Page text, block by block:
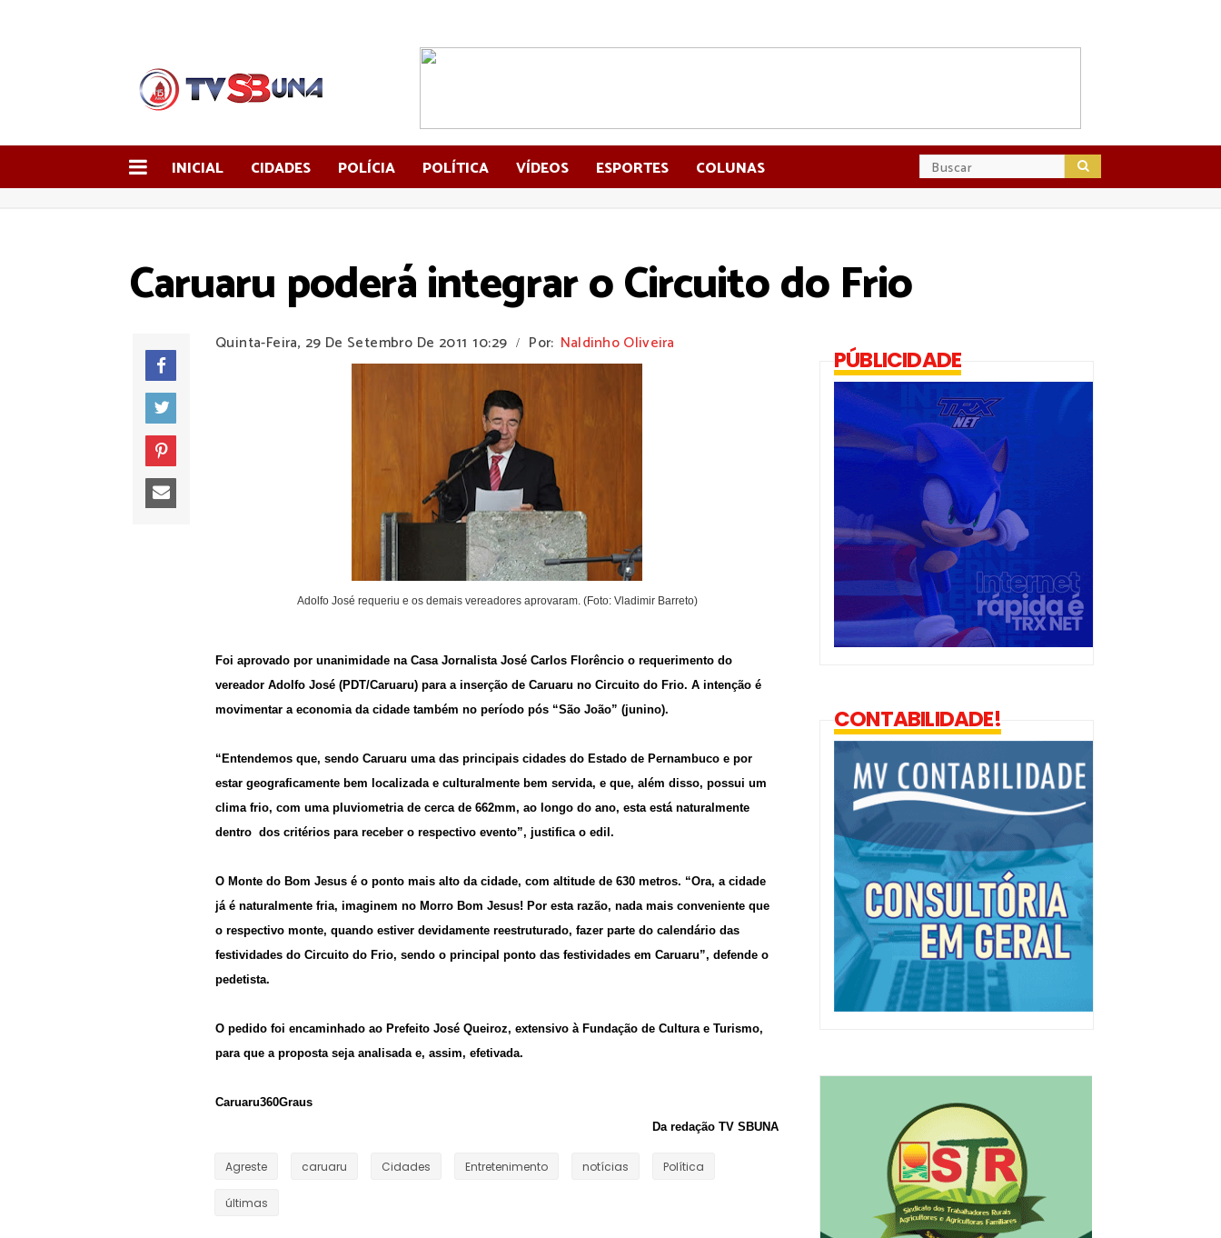
INICIAL CIDADES POLÍCIA POLÍTICA VÍDEOS ESPORTES COLUNAS
Caruaru poderá integrar o Circuito do Frio
Quinta-Feira, 29 De Setembro De 2011 10:29 / Por: Naldinho Oliveira
Adolfo José requeriu e os demais vereadores aprovaram. (Foto: Vladimir Barreto)
Foi aprovado por unanimidade na Casa Jornalista José Carlos Florêncio o requerimento do
vereador Adolfo José (PDT/Caruaru) para a inserção de Caruaru no Circuito do Frio. A intenção é
movimentar a economia da cidade também no período pós “São João” (junino).
“Entendemos que, sendo Caruaru uma das principais cidades do Estado de Pernambuco e por
estar geograficamente bem localizada e culturalmente bem servida, e que, além disso, possui um
clima frio, com uma pluviometria de cerca de 662mm, ao longo do ano, esta está naturalmente
dentro dos critérios para receber o respectivo evento”, justifica o edil.
O Monte do Bom Jesus é o ponto mais alto da cidade, com altitude de 630 metros. “Ora, a cidade
já é naturalmente fria, imaginem no Morro Bom Jesus! Por esta razão, nada mais conveniente que
o respectivo monte, quando estiver devidamente reestruturado, fazer parte do calendário das
festividades do Circuito do Frio, sendo o principal ponto das festividades em Caruaru”, defende o
pedetista.
O pedido foi encaminhado ao Prefeito José Queiroz, extensivo à Fundação de Cultura e Turismo,
para que a proposta seja analisada e, assim, efetivada.
Caruaru360Graus
Da redação TV SBUNA
Agreste caruaru Cidades Entretenimento notícias Política
últimas
PÚBLICIDADE
CONTABILIDADE!